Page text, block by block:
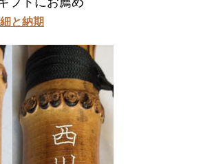
と納期